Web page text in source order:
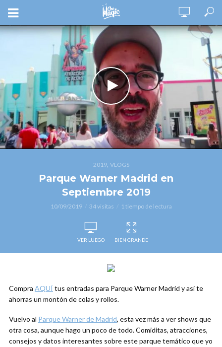
2019, VLOGS
Parque Warner Madrid en
Septiembre 2019
10/09/2019 34 visitas 1 tiempo de lectura
VER LUEGO BIEN GRANDE
Compra AQUÍtus entradas para Parque Warner Madrid y así te
ahorras un montón de colas y rollos.
Vuelvo al Parque Warner de Madrid, esta vez más a ver shows que
otra cosa, aunque hago un poco de todo. Comiditas, atracciones,
consejos y datos interesantes sobre este parque temático que yo